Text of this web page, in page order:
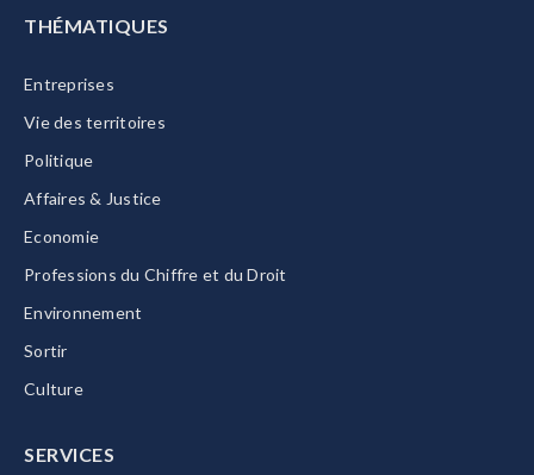
THÉMATIQUES
Entreprises
Vie des territoires
Politique
Affaires & Justice
Economie
Professions du Chiffre et du Droit
Environnement
Sortir
Culture
SERVICES